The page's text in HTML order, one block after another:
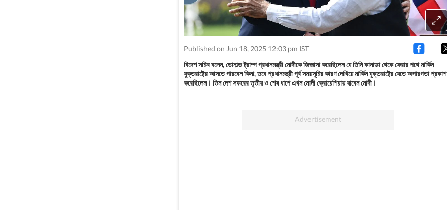
Published on Jun 18, 2025 12:03 pm IST
বিদেশ সচিব বলেন, ডোনাল্ড ট্রাম্প প্রধানমন্ত্রী মোদীকে জিজ্ঞাসা করেছিলেন যে তিনি কানাডা থেকে ফেরার পথে মার্কিন
যুক্তরাষ্ট্রে আসতে পারবেন কিনা, তবে প্রধানমন্ত্রী পূর্ব সময়সূচির কারণ দেখিয়ে মার্কিন যুক্তরাষ্ট্রে যেতে অপারগতা প্রকাশ
করেছিলেন। তিন দেশ সফরের তৃতীয় ও শেষ ধাপে এখন মোদী ক্রোয়েশিয়ায় যাবেন মোদী।